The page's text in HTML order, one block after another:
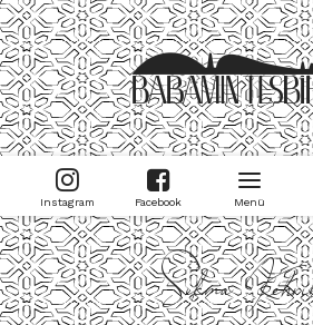
Instagram Facebook Menü
Sıkma